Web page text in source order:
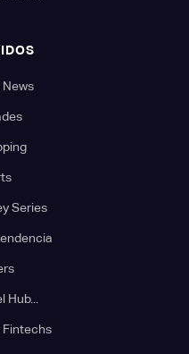
News
Series
Fintechs